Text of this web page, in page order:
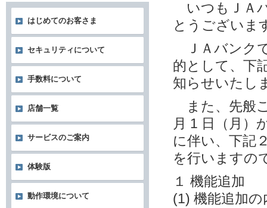
いつもＪＡ
とうございま
ＪＡバンク
的として、下
知らせいたし
また、先般
月 1 日（月）
に伴い、下記
を行いますの
１ 機能追加
(1) 機能追加の
はじめてのお客さま
セキュリティについて
手数料について
店舗一覧
サービスのご案内
体験版
動作環境について